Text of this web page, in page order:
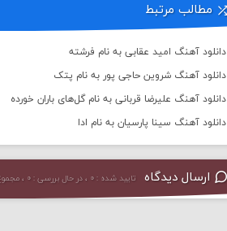
مطالب مرتبط
دانلود آهنگ امید عقابی به نام فرشته
دانلود آهنگ شروین حاجی پور به نام پتک
دانلود آهنگ علیرضا قربانی به نام گل‌های باران خورده
دانلود آهنگ سینا پارسیان به نام ادا
ارسال دیدگاه تایید شده : ۰ ، در حال بررسی : ۰ ، مجموع : ۰ نظر